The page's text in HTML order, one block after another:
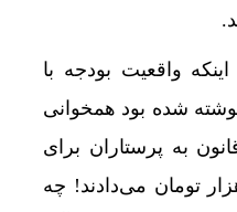
واقعیت بودجه با
شده بود همخوانی
به پرستاران برای
ساعت کار کردن ۲۵ هزار تومان می‌دادند! چه